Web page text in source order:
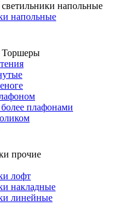
напольные
напольные
Торшеры
плафонами
прочие
лофт
накладные
линейные